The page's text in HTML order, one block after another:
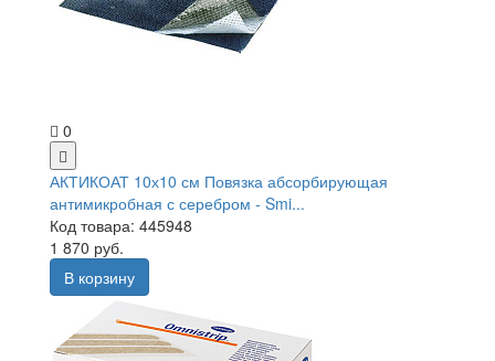
0
АКТИКОАТ 10х10 см Повязка абсорбирующая
антимикробная с серебром - Smi...
Код товара: 445948
1 870 руб.
В корзину